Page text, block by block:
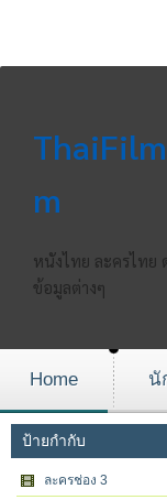
m
หนังไทย ละครไทย
ข้อมูลต่างๆ
Home นั
ป้ายกำกับ
ละครช่อง 3